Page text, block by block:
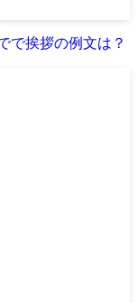
で挨拶の例文は？